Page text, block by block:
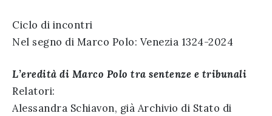
Ciclo di incontri
Nel segno di Marco Polo: Venezia 1324-2024
L’eredità di Marco Polo tra sentenze e tribunali
Relatori:
Alessandra Schiavon, già Archivio di Stato di